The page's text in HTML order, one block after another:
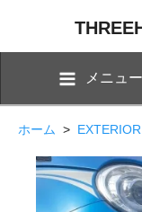
メニュー
ホーム >